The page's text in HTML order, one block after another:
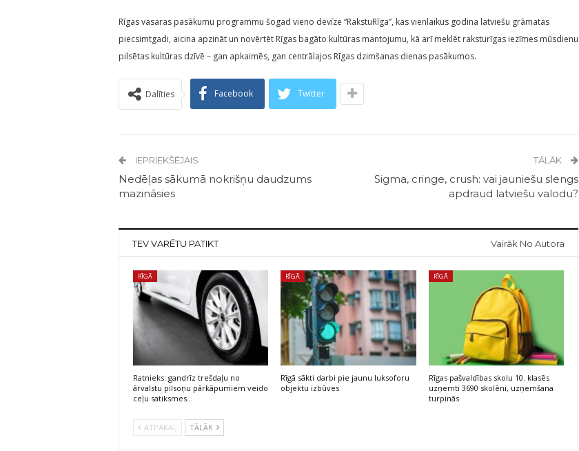
Rīgas vasaras pasākumu programmu šogad vieno devīze “RakstuRīga”, kas vienlaikus godina latviešu grāmatas
piecsimtgadi, aicina apzināt un novērtēt Rīgas bagāto kultūras mantojumu, kā arī meklēt raksturīgas iezīmes mūsdienu
pilsētas kultūras dzīvē – gan apkaimēs, gan centrālajos Rīgas dzimšanas dienas pasākumos.
Dalīties Facebook Twitter
IEPRIEKŠĒJAIS
Nedēļas sākumā nokrišņu daudzums
mazināsies
TĀLĀK
Sigma, cringe, crush: vai jauniešu slengs
apdraud latviešu valodu?
TEV VARĒTU PATIKT Vairāk No Autora
RĪGĀ
Ratnieks: gandrīz trešdaļu no
ārvalstu pilsoņu pārkāpumiem veido
ceļu satiksmes…
RĪGĀ
Rīgā sākti darbi pie jaunu luksoforu
objektu izbūves
RĪGĀ
Rīgas pašvaldības skolu 10. klasēs
uzņemti 3690 skolēni, uzņemšana
turpinās
ATPAKAĻ TĀLĀK